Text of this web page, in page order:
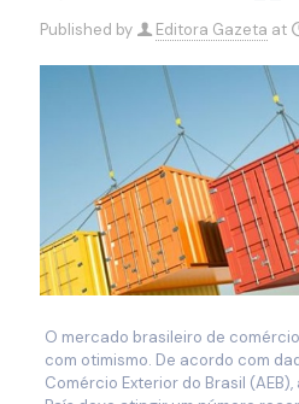
Published by Editora Gazeta at
O mercado brasileiro de
com otimismo. De acordo com
Comércio Exterior do Brasil